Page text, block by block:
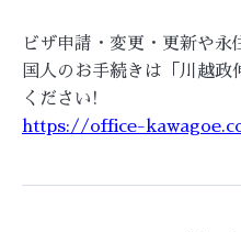
ビザ申請・変更・更新や
国人のお手続きは「川越
ください!
https://office-